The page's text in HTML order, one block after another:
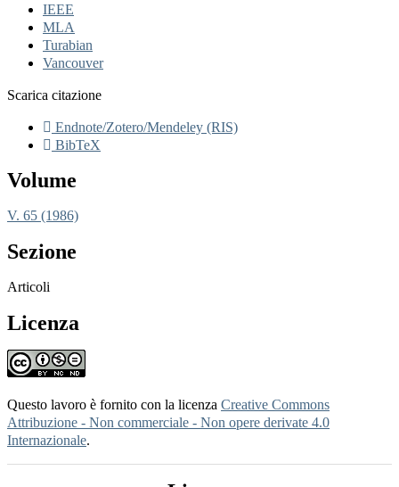
IEEE
MLA
Turabian
Vancouver
Scarica citazione
Endnote/Zotero/Mendeley (RIS)
BibTeX
Volume
V. 65 (1986)
Sezione
Articoli
Licenza
Questo lavoro è fornito con la licenza Creative Commons
Attribuzione - Non commerciale - Non opere derivate 4.0
Internazionale.